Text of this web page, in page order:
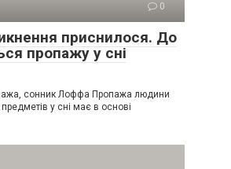
0
приснилося. До
пропажу у сні
сонник Лоффа Пропажа людини
у сні має в основі